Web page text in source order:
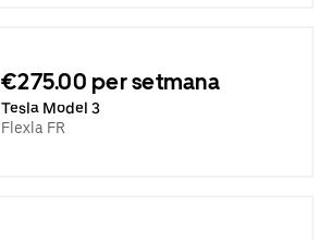
€275.00 per setmana
Tesla Model 3
Flexla FR